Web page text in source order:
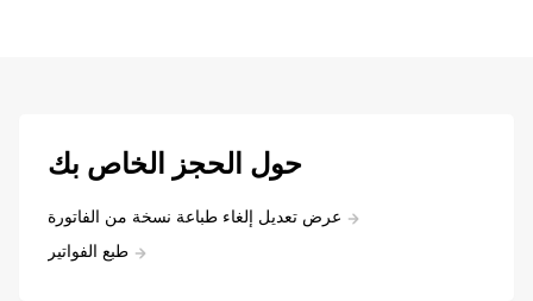
حول الحجز الخاص بك
عرض تعديل إلغاء طباعة نسخة من الفاتورة
طبع الفواتير